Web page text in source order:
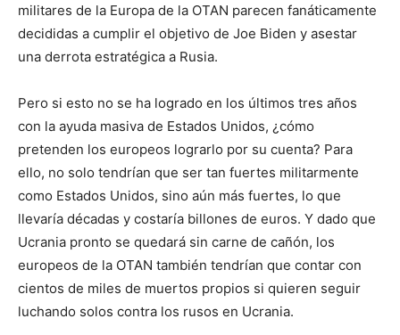
militares de la Europa de la OTAN parecen fanáticamente
decididas a cumplir el objetivo de Joe Biden y asestar
una derrota estratégica a Rusia.
Pero si esto no se ha logrado en los últimos tres años
con la ayuda masiva de Estados Unidos, ¿cómo
pretenden los europeos lograrlo por su cuenta? Para
ello, no solo tendrían que ser tan fuertes militarmente
como Estados Unidos, sino aún más fuertes, lo que
llevaría décadas y costaría billones de euros. Y dado que
Ucrania pronto se quedará sin carne de cañón, los
europeos de la OTAN también tendrían que contar con
cientos de miles de muertos propios si quieren seguir
luchando solos contra los rusos en Ucrania.